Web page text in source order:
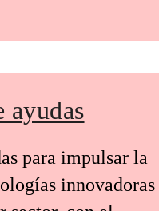
ayudas
para impulsar la
innovadoras